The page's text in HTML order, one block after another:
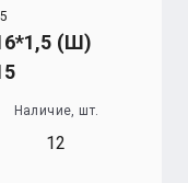
(Ш)
Наличие, шт.
12